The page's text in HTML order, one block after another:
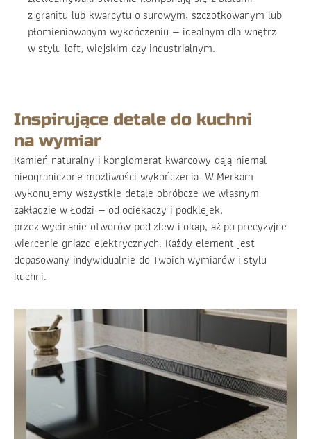
z granitu lub kwarcytu o surowym, szczotkowanym lub
płomieniowanym wykończeniu — idealnym dla wnętrz
w stylu loft, wiejskim czy industrialnym.
Inspirujące detale do kuchni
na wymiar
Kamień naturalny i konglomerat kwarcowy dają niemal
nieograniczone możliwości wykończenia. W Merkam
wykonujemy wszystkie detale obróbcze we własnym
zakładzie w Łodzi — od ociekaczy i podklejek,
przez wycinanie otworów pod zlew i okap, aż po precyzyjne
wiercenie gniazd elektrycznych. Każdy element jest
dopasowany indywidualnie do Twoich wymiarów i stylu
kuchni.